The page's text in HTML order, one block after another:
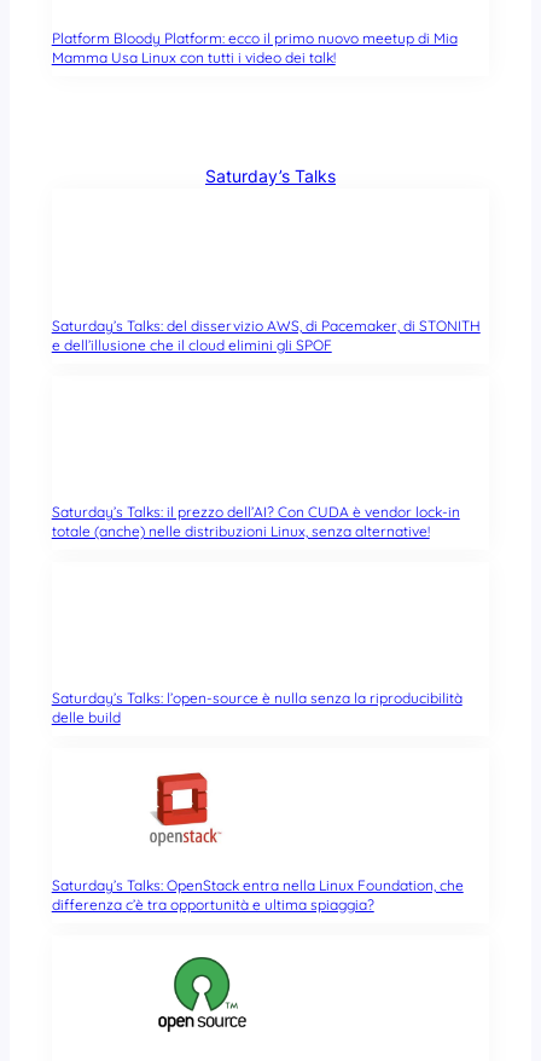
Platform Bloody Platform: ecco il primo nuovo meetup di Mia
Mamma Usa Linux con tutti i video dei talk!
Saturday’s Talks
Saturday’s Talks: del disservizio AWS, di Pacemaker, di STONITH
e dell’illusione che il cloud elimini gli SPOF
Saturday’s Talks: il prezzo dell’AI? Con CUDA è vendor lock-in
totale (anche) nelle distribuzioni Linux, senza alternative!
Saturday’s Talks: l’open-source è nulla senza la riproducibilità
delle build
Saturday’s Talks: OpenStack entra nella Linux Foundation, che
differenza c’è tra opportunità e ultima spiaggia?